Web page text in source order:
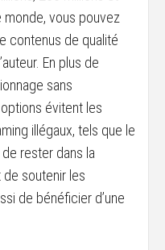
monde, vous pouvez
contenus de qualité
En plus de
sans
évitent les
illégaux, tels que le
rester dans la
de soutenir les
de bénéficier d’une